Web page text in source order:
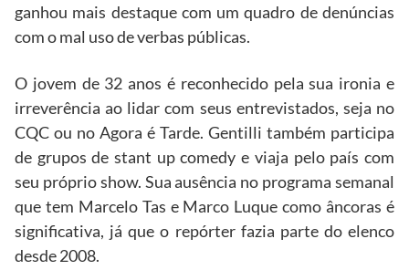
ganhou mais destaque com um quadro de denúncias
com o mal uso de verbas públicas.
O jovem de 32 anos é reconhecido pela sua ironia e
irreverência ao lidar com seus entrevistados, seja no
CQC ou no Agora é Tarde. Gentilli também participa
de grupos de stant up comedy e viaja pelo país com
seu próprio show. Sua ausência no programa semanal
que tem Marcelo Tas e Marco Luque como âncoras é
significativa, já que o repórter fazia parte do elenco
desde 2008.